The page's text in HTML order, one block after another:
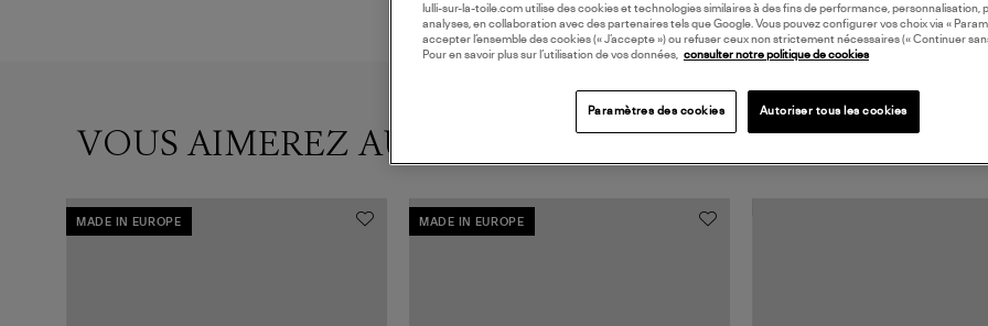
VOUS AIMEREZ AUSSI
MADE IN EUROPE MADE IN EUROPE
lulli-sur-la-toile.com utilise des cookies et technologies similaires à des fins de performance, personnalisation,
analyses, en collaboration avec des partenaires tels que Google. Vous pouvez configurer vos choix via «
accepter l’ensemble des cookies (« J’accepte ») ou refuser ceux non strictement nécessaires (« Continuer
Pour en savoir plus sur l’utilisation de vos données, consulter notre politique de cookies
Paramètres des cookies Autoriser tous les cookies